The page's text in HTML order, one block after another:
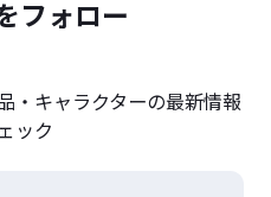
フォロー
・キャラクターの最新情報
ック